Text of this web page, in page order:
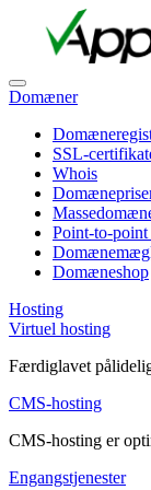
Domæner
SSL-
Whois
Point-to-
Domæneshop
Hosting
Virtuel hosting
Færdiglavet
CMS-hosting
CMS-hosting er
Engangstjenester